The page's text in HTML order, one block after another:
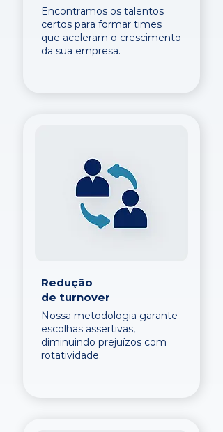
Encontramos os talentos
certos para formar times
que aceleram o crescimento
da sua empresa.
Redução
de turnover
Nossa metodologia garante
escolhas assertivas,
diminuindo prejuízos com
rotatividade.